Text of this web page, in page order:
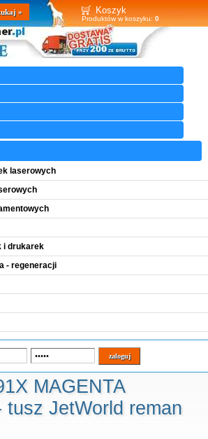
Koszyk
Produktów w koszyku: 0
laserowych
i drukarek
- regeneracji
MAGENTA
tusz JetWorld reman